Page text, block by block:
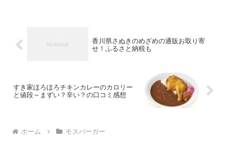
香川県さぬきのめざめの通販お取り寄
せ！ふるさと納税も
すき家ほろほろチキンカレーのカロリー
と値段～まずい？辛い？の口コミ感想
ホーム モスバーガー